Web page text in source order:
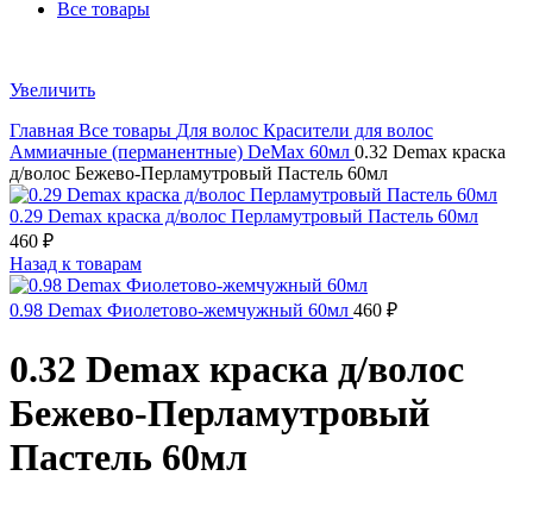
Все товары
Увеличить
Главная Все товары Для волос Красители для волос
Аммиачные (перманентные) DeMax 60мл 0.32 Demax краска
д/волос Бежево-Перламутровый Пастель 60мл
0.29 Demax краска д/волос Перламутровый Пастель 60мл
460 ₽
Назад к товарам
0.98 Demax Фиолетово-жемчужный 60мл 460 ₽
0.32 Demax краска д/волос
Бежево-Перламутровый
Пастель 60мл